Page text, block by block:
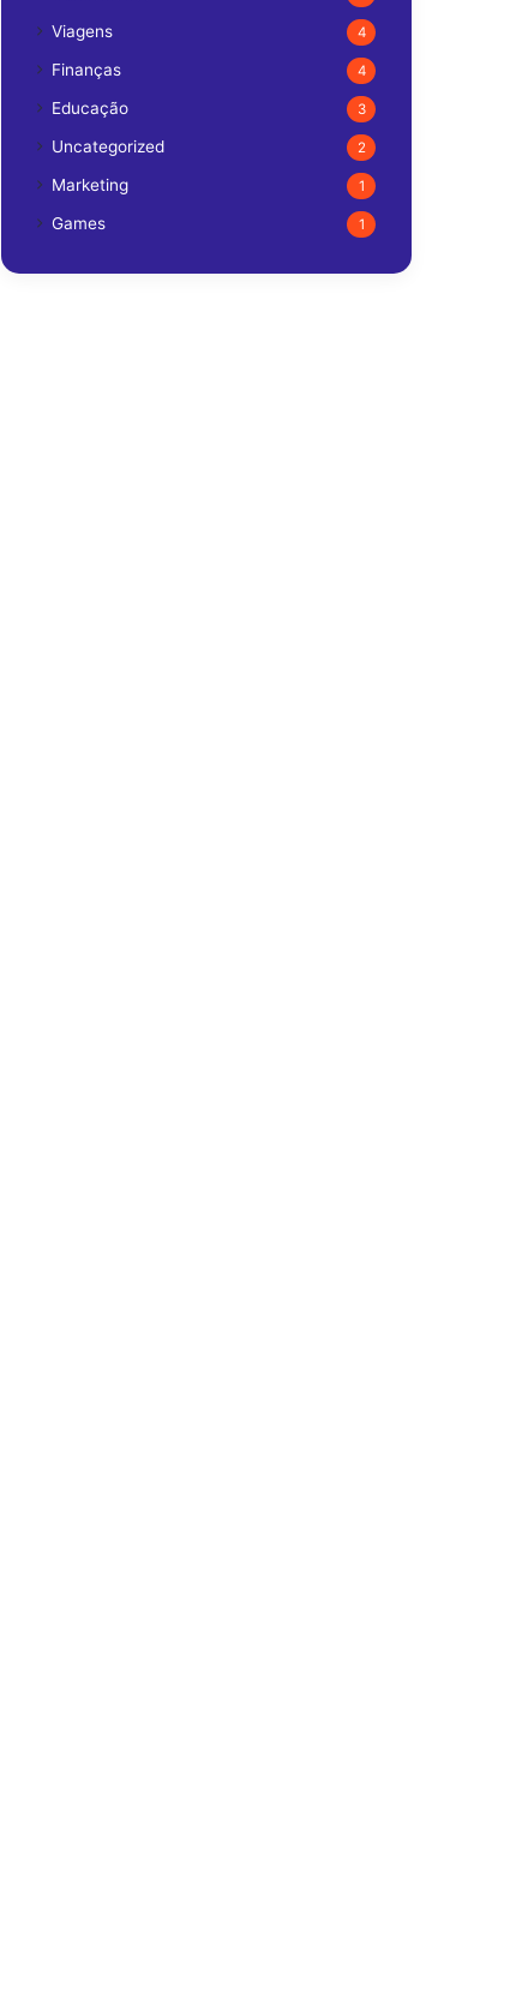
Viagens 4
Finanças 4
Educação 3
Uncategorized 2
Marketing 1
Games 1